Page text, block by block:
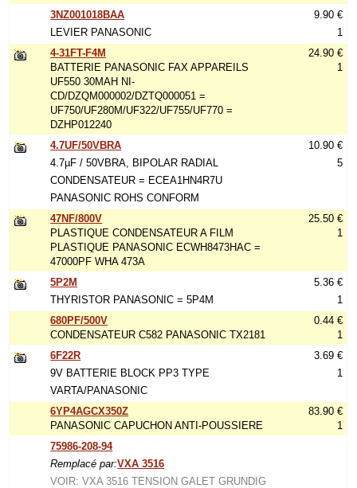
3NZ001018BAA
LEVIER PANASONIC
9.90 €
1
4-31FT-F4M
BATTERIE PANASONIC FAX APPAREILS
UF550 30MAH NI-
CD/DZQM000002/DZTQ000051 =
UF750/UF280M/UF322/UF755/UF770 =
DZHP012240
24.90 €
1
4.7UF/50VBRA
4.7µF / 50VBRA, BIPOLAR RADIAL
CONDENSATEUR = ECEA1HN4R7U
PANASONIC ROHS CONFORM
10.90 €
5
47NF/800V
PLASTIQUE CONDENSATEUR A FILM
PLASTIQUE PANASONIC ECWH8473HAC =
47000PF WHA 473A
25.50 €
1
5P2M
THYRISTOR PANASONIC = 5P4M
5.36 €
1
680PF/500V
CONDENSATEUR C582 PANASONIC TX2181
0.44 €
1
6F22R
9V BATTERIE BLOCK PP3 TYPE
VARTA/PANASONIC
3.69 €
1
6YP4AGCX350Z
PANASONIC CAPUCHON ANTI-POUSSIERE
83.90 €
1
75986-208-94
Remplacé par:VXA 3516
VOIR: VXA 3516 TENSION GALET GRUNDIG